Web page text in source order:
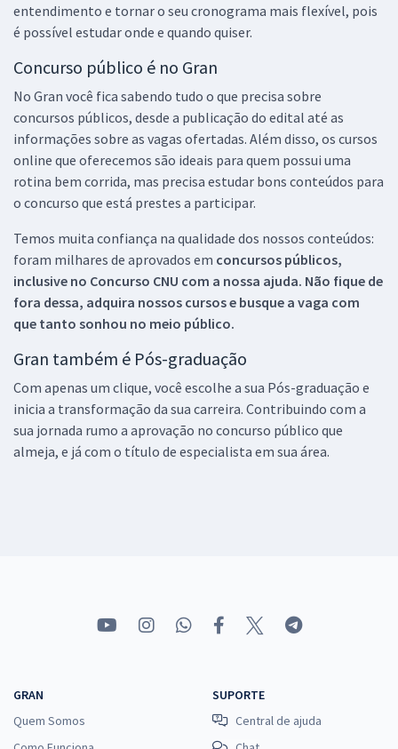
entendimento e tornar o seu cronograma mais flexível, pois
é possível estudar onde e quando quiser.
Concurso público é no Gran
No Gran você fica sabendo tudo o que precisa sobre
concursos públicos, desde a publicação do edital até as
informações sobre as vagas ofertadas. Além disso, os cursos
online que oferecemos são ideais para quem possui uma
rotina bem corrida, mas precisa estudar bons conteúdos para
o concurso que está prestes a participar.
Temos muita confiança na qualidade dos nossos conteúdos:
foram milhares de aprovados em concursos públicos,
inclusive no Concurso CNU com a nossa ajuda. Não fique de
fora dessa, adquira nossos cursos e busque a vaga com
que tanto sonhou no meio público.
Gran também é Pós-graduação
Com apenas um clique, você escolhe a sua Pós-graduação e
inicia a transformação da sua carreira. Contribuindo com a
sua jornada rumo a aprovação no concurso público que
almeja, e já com o título de especialista em sua área.
GRAN
Quem Somos
SUPORTE
Central de ajuda